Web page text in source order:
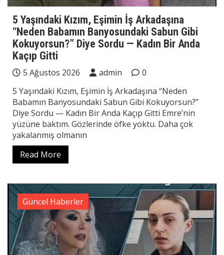
5 Yaşındaki Kızım, Eşimin İş Arkadaşına
“Neden Babamın Banyosundaki Sabun Gibi
Kokuyorsun?” Diye Sordu — Kadın Bir Anda
Kaçıp Gitti
5 Ağustos 2026 admin
0
5 Yaşındaki Kızım, Eşimin İş Arkadaşına “Neden
Babamın Banyosundaki Sabun Gibi Kokuyorsun?”
Diye Sordu — Kadın Bir Anda Kaçıp Gitti Emre’nin
yüzüne baktım. Gözlerinde öfke yoktu. Daha çok
yakalanmış olmanın
Read More
Güncel Haberler